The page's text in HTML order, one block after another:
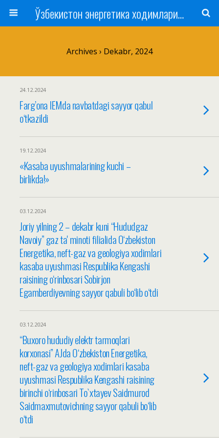
Ўзбекистон энергетика ходимлари касаба уюшмаси
Archives › Dekabr, 2024
24.12.2024
Farg’ona IEMda navbatdagi sayyor qabul
o‘tkazildi
19.12.2024
«Kasaba uyushmalarining kuchi –
birlikda!»
03.12.2024
Joriy yilning 2 – dekabr kuni “Hududgaz
Navoiy” gaz taʼminoti filialida O‘zbekiston
Energetika, neft-gaz va geologiya xodimlari
kasaba uyushmasi Respublika Kengashi
raisining o‘rinbosari Sobirjon
Egamberdiyevning sayyor qabuli bo‘lib o‘tdi
03.12.2024
“Buxoro hududiy elektr tarmoqlari
korxonasi” AJda O‘zbekiston Energetika,
neft-gaz va geologiya xodimlari kasaba
uyushmasi Respublika Kengashi raisining
birinchi o‘rinbosari To`xtayev Saidmurod
Saidmaxmutovichning sayyor qabuli bo‘lib
o‘tdi